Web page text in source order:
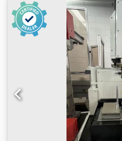
ーブル長さ:
600 mm, タ
分,